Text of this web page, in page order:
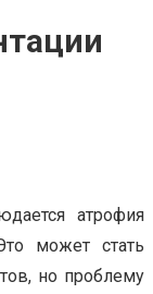
атрофия
может стать
но проблему